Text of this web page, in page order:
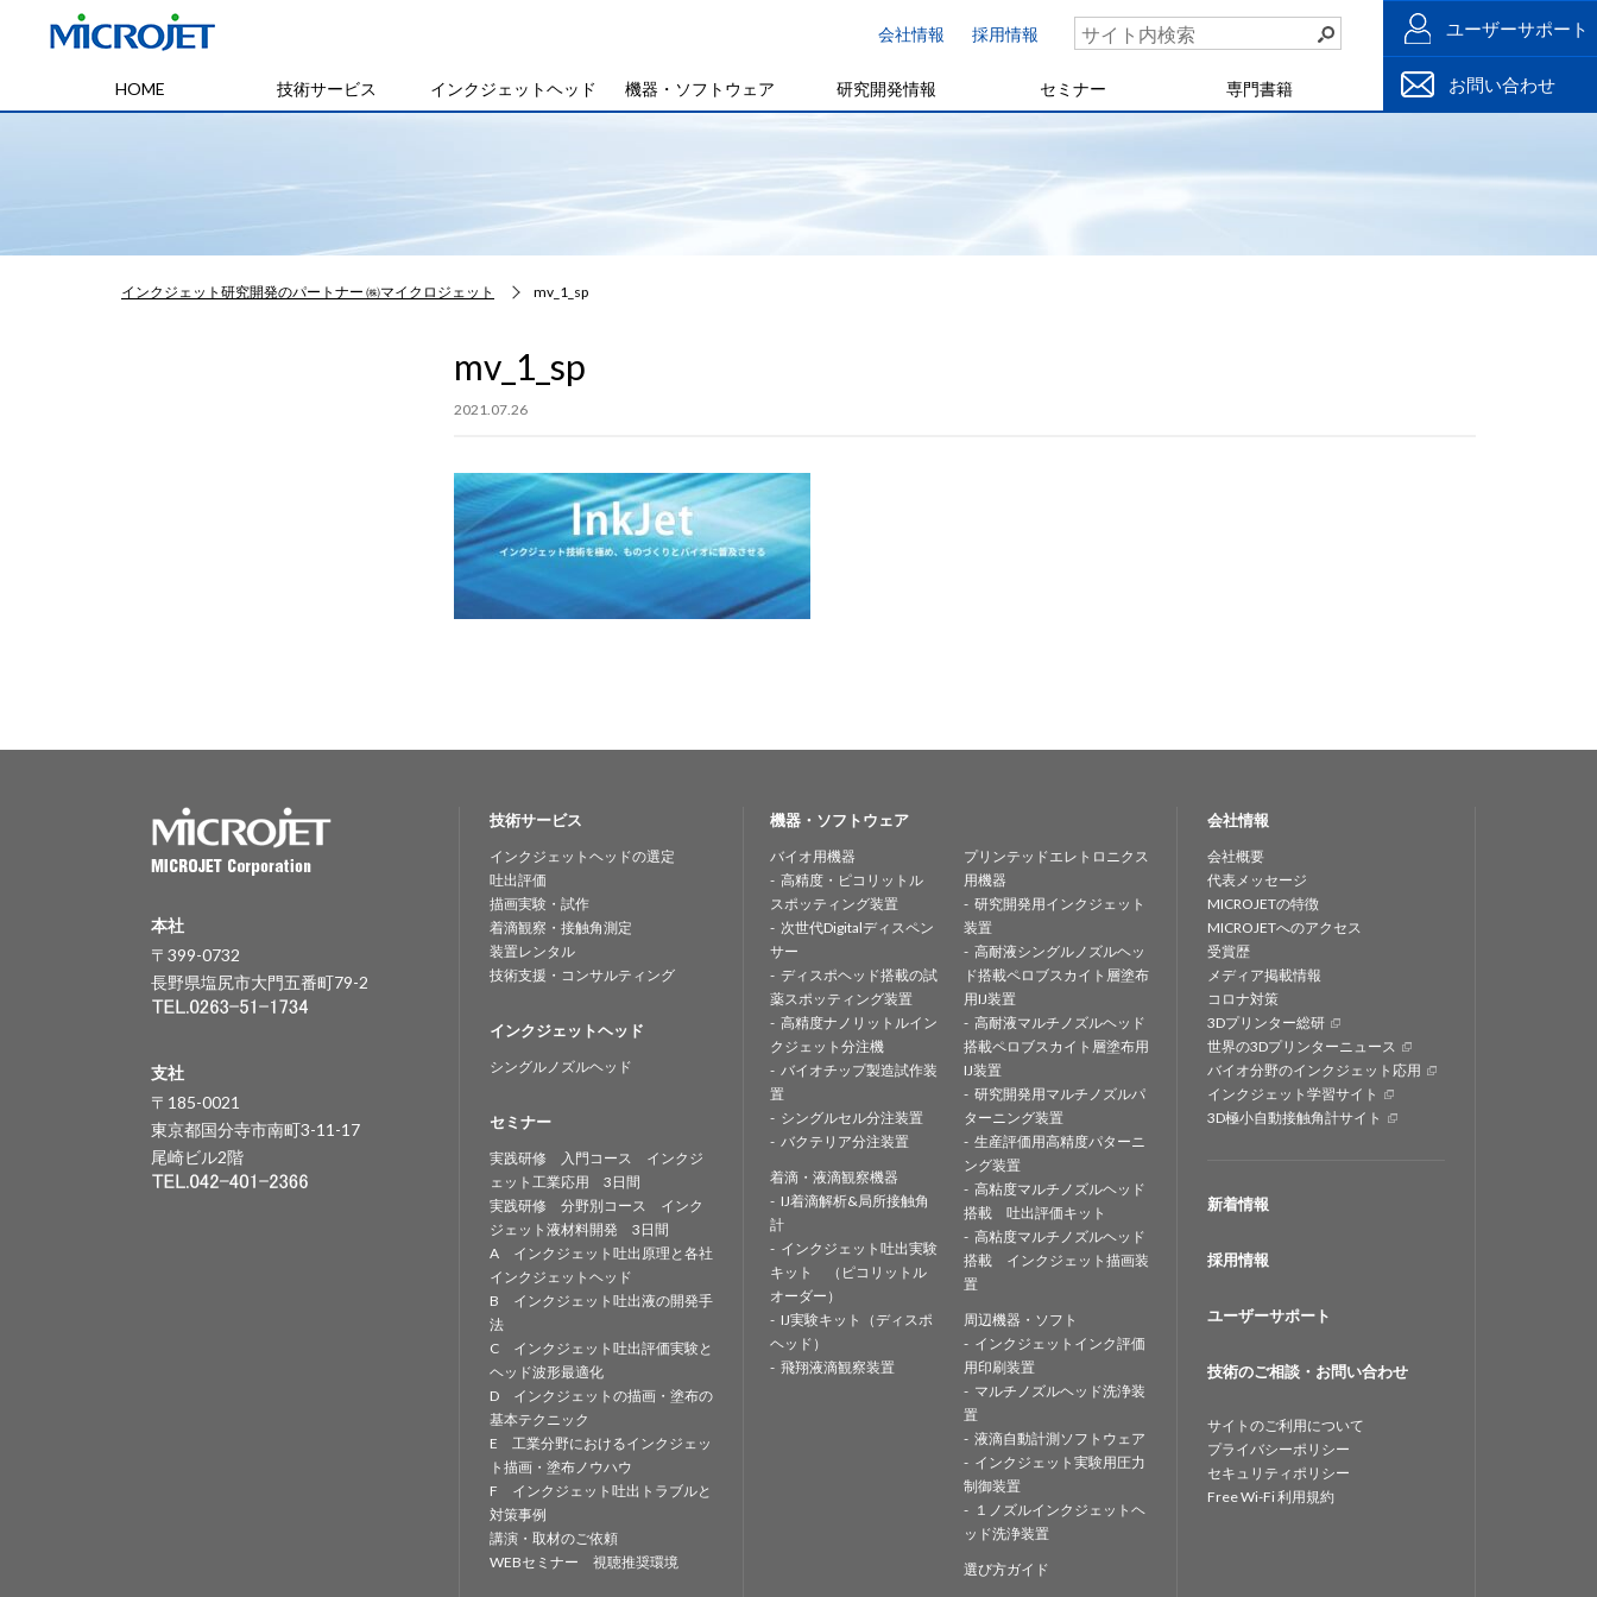
会社情報 採用情報
HOME 技術サービス インクジェットヘッド 機器・ソフトウェア 研究開発情報 セミナー 専門書籍
ユーザーサポート
お問い合わせ
インクジェット研究開発のパートナー ㈱マイクロジェット mv_1_sp
mv_1_sp
2021.07.26
本社
〒399-0732
長野県塩尻市大門五番町79-2
支社
〒185-0021
東京都国分寺市南町3-11-17
尾崎ビル2階
技術サービス
インクジェットヘッドの選定
吐出評価
描画実験・試作
着滴観察・接触角測定
装置レンタル
技術支援・コンサルティング
インクジェットヘッド
シングルノズルヘッド
セミナー
実践研修 入門コース インクジ
ェット工業応用 3日間
実践研修 分野別コース インク
ジェット液材料開発 3日間
A インクジェット吐出原理と各社
インクジェットヘッド
B インクジェット吐出液の開発手
法
C インクジェット吐出評価実験と
ヘッド波形最適化
D インクジェットの描画・塗布の
基本テクニック
E 工業分野におけるインクジェッ
ト描画・塗布ノウハウ
F インクジェット吐出トラブルと
対策事例
講演・取材のご依頼
WEBセミナー 視聴推奨環境
機器・ソフトウェア
バイオ用機器
高精度・ピコリットル
スポッティング装置
次世代Digitalディスペン
サー
ディスポヘッド搭載の試
薬スポッティング装置
高精度ナノリットルイン
クジェット分注機
バイオチップ製造試作装
置
シングルセル分注装置
バクテリア分注装置
着滴・液滴観察機器
IJ着滴解析&局所接触角
計
インクジェット吐出実験
キット （ピコリットル
オーダー）
IJ実験キット（ディスポ
ヘッド）
飛翔液滴観察装置
プリンテッドエレトロニクス
用機器
研究開発用インクジェット
装置
高耐液シングルノズルヘッ
ド搭載ペロブスカイト層塗布
用IJ装置
高耐液マルチノズルヘッド
搭載ペロブスカイト層塗布用
IJ装置
研究開発用マルチノズルパ
ターニング装置
生産評価用高精度パターニ
ング装置
高粘度マルチノズルヘッド
搭載 吐出評価キット
高粘度マルチノズルヘッド
搭載 インクジェット描画装
置
周辺機器・ソフト
インクジェットインク評価
用印刷装置
マルチノズルヘッド洗浄装
置
液滴自動計測ソフトウェア
インクジェット実験用圧力
制御装置
１ノズルインクジェットヘ
ッド洗浄装置
選び方ガイド
会社情報
会社概要
代表メッセージ
MICROJETの特徴
MICROJETへのアクセス
受賞歴
メディア掲載情報
コロナ対策
3Dプリンター総研
世界の3Dプリンターニュース
バイオ分野のインクジェット応用
インクジェット学習サイト
3D極小自動接触角計サイト
新着情報
採用情報
ユーザーサポート
技術のご相談・お問い合わせ
サイトのご利用について
プライバシーポリシー
セキュリティポリシー
Free Wi-Fi 利用規約